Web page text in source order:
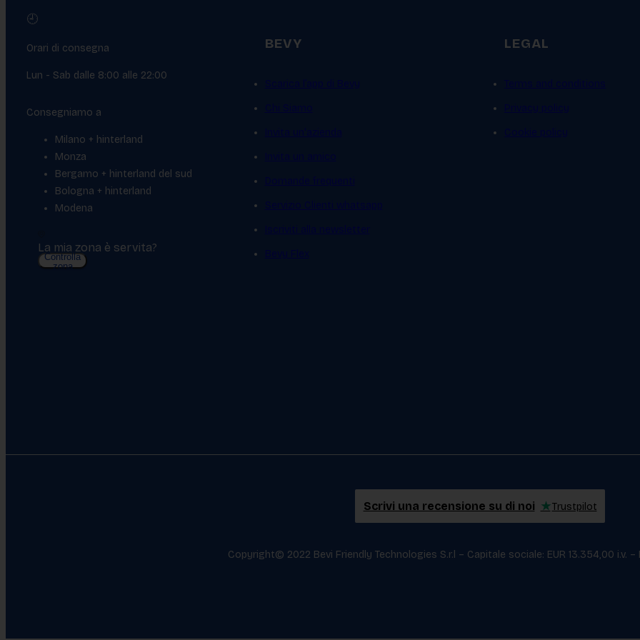
🕘
Orari di consegna
Lun - Sab dalle 8:00 alle 22:00
Consegniamo a
Milano + hinterland
Monza
Bergamo + hinterland del sud
Bologna + hinterland
Modena
La mia zona è servita?
Controlla
zona
BEVY LEGAL
Scrivi una recensione su di noi ★Trustpilot
Copyright© 2022 Bevi Friendly Technologies S.r.l – Capitale sociale: EUR 13.354,00 i.v. –